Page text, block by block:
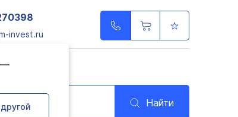
—
invest.ru
Найти